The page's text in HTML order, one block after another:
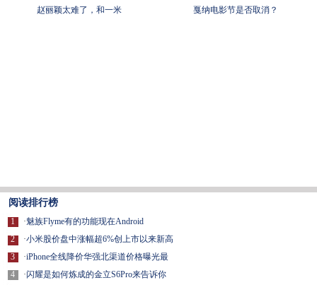
赵丽颖太难了，和一米
戛纳电影节是否取消？
阅读排行榜
1
2
3
4
·魅族Flyme有的功能现在Android
·小米股价盘中涨幅超6%创上市以来新高
·iPhone全线降价华强北渠道价格曝光最
·闪耀是如何炼成的金立S6Pro来告诉你